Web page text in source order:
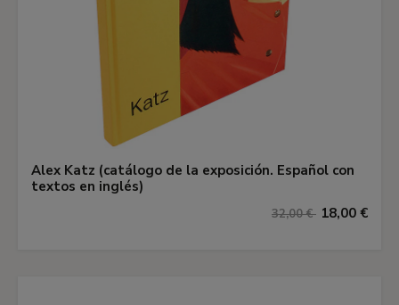
Alex Katz (catálogo de la exposición. Español con
textos en inglés)
32,00 € 18,00 €